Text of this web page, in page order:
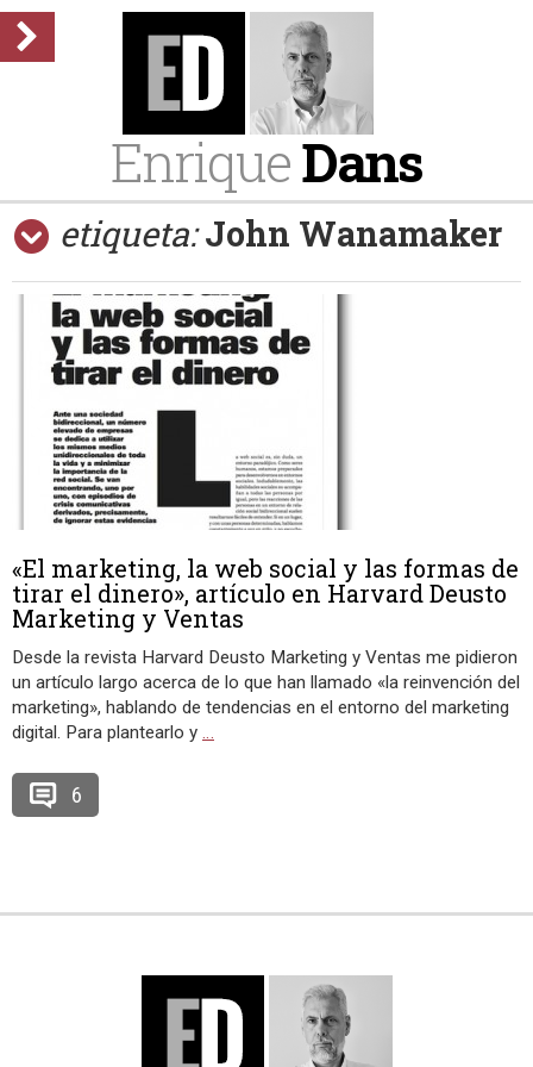
EnriqueDans
etiqueta: John Wanamaker
«El marketing, la web social y las formas de
tirar el dinero», artículo en Harvard Deusto
Marketing y Ventas
Desde la revista Harvard Deusto Marketing y Ventas me pidieron
un artículo largo acerca de lo que han llamado «la reinvención del
marketing», hablando de tendencias en el entorno del marketing
digital. Para plantearlo y …
6